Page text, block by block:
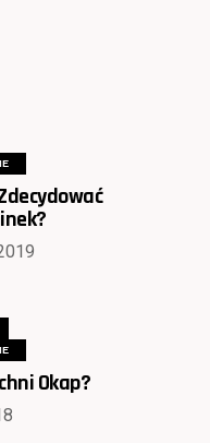
Okap?